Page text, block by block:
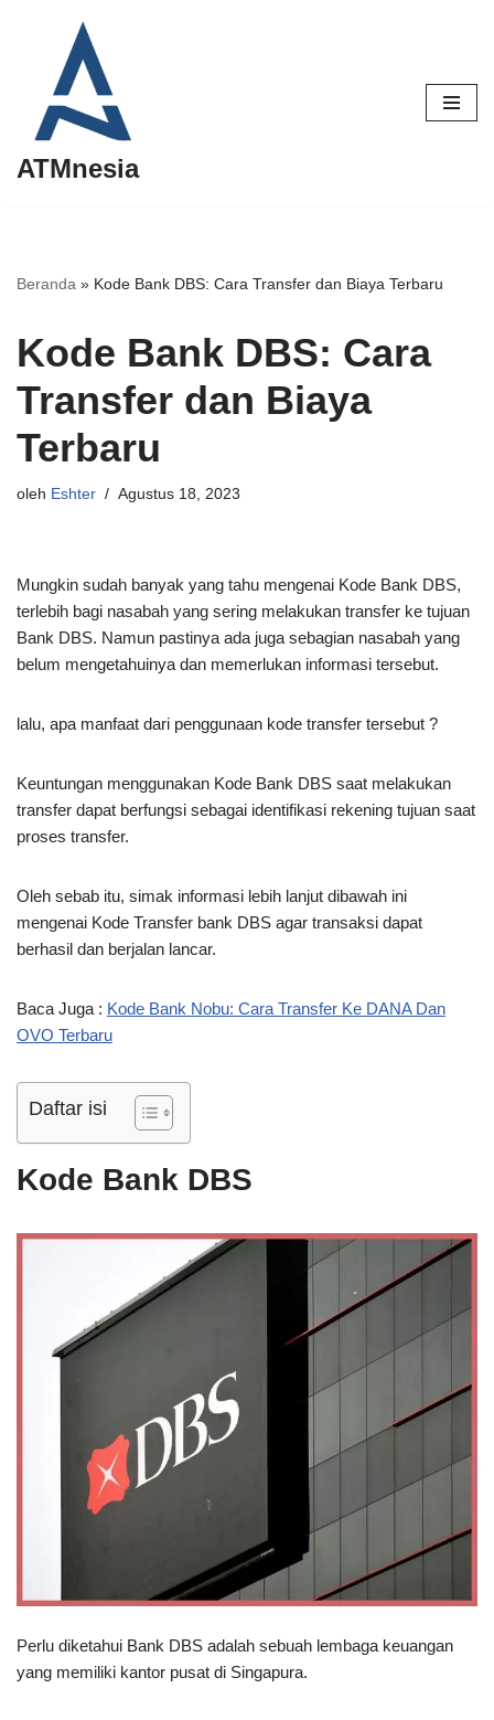
Lompat
konten
ATMnesia
Beranda » Kode Bank DBS: Cara Transfer dan Biaya Terbaru
Kode Bank DBS: Cara
Transfer dan Biaya
Terbaru
oleh Eshter Agustus 18, 2023
Mungkin sudah banyak yang tahu mengenai Kode Bank DBS,
terlebih bagi nasabah yang sering melakukan transfer ke tujuan
Bank DBS. Namun pastinya ada juga sebagian nasabah yang
belum mengetahuinya dan memerlukan informasi tersebut.
lalu, apa manfaat dari penggunaan kode transfer tersebut ?
Keuntungan menggunakan Kode Bank DBS saat melakukan
transfer dapat berfungsi sebagai identifikasi rekening tujuan saat
proses transfer.
Oleh sebab itu, simak informasi lebih lanjut dibawah ini
mengenai Kode Transfer bank DBS agar transaksi dapat
berhasil dan berjalan lancar.
Baca Juga : Kode Bank Nobu: Cara Transfer Ke DANA Dan
OVO Terbaru
Daftar isi
Kode Bank DBS
Perlu diketahui Bank DBS adalah sebuah lembaga keuangan
yang memiliki kantor pusat di Singapura.